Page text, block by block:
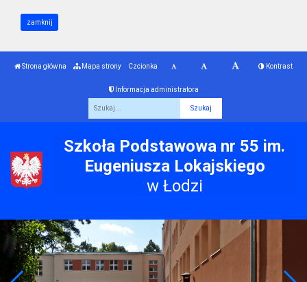
zamknij
Strona główna Mapa strony Czcionka Kontrast
Informacja administratora
Szkoła Podstawowa nr 55 im.
Eugeniusza Lokajskiego
w Łodzi